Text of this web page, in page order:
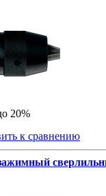
20%
к сравнению